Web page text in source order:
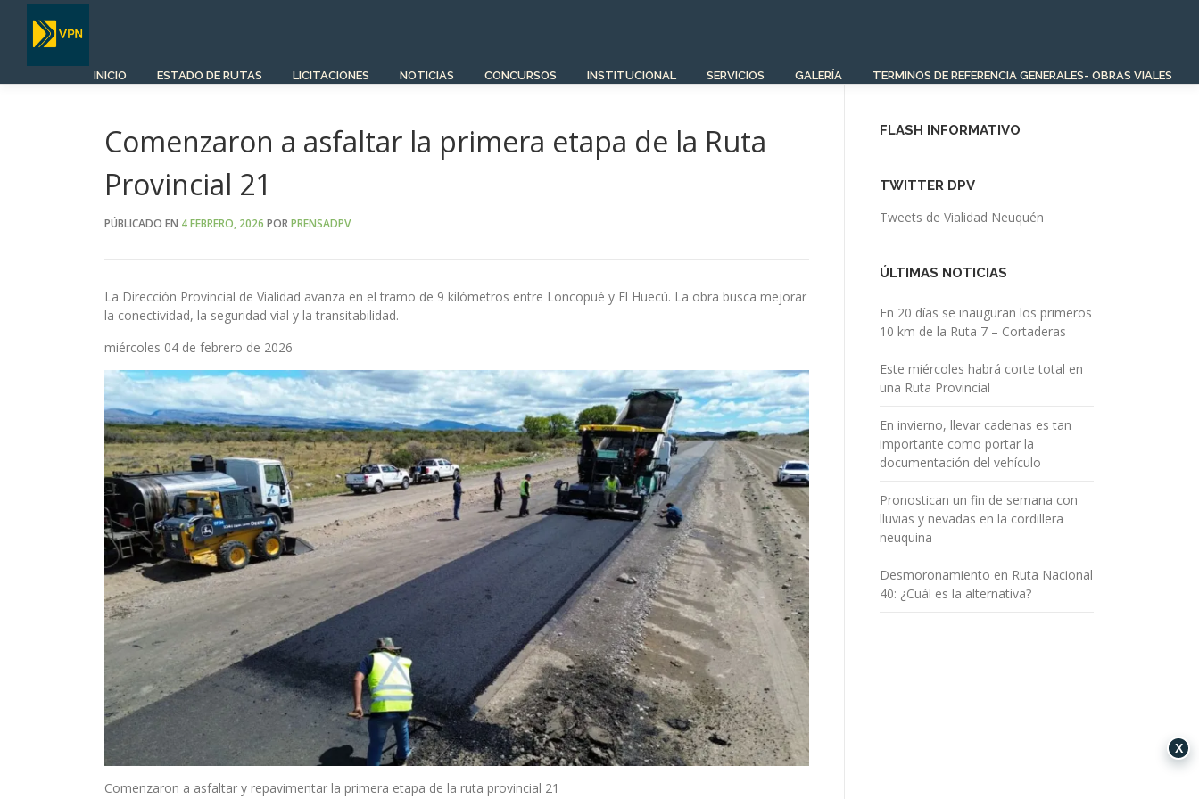
Saltar
contenido
INICIO ESTADO DE RUTAS LICITACIONES NOTICIAS CONCURSOS INSTITUCIONAL SERVICIOS GALERÍA TERMINOS DE REFERENCIA GENERALES- OBRAS VIALES
Comenzaron a asfaltar la primera etapa de la Ruta
Provincial 21
PÚBLICADO EN 4 FEBRERO, 2026 PORPRENSADPV
La Dirección Provincial de Vialidad avanza en el tramo de 9 kilómetros entre Loncopué y El Huecú. La obra busca mejorar
la conectividad, la seguridad vial y la transitabilidad.
miércoles 04 de febrero de 2026
Comenzaron a asfaltar y repavimentar la primera etapa de la ruta provincial 21
FLASH INFORMATIVO
TWITTER DPV
Tweets de Vialidad Neuquén
ÚLTIMAS NOTICIAS
En 20 días se inauguran los primeros
10 km de la Ruta 7 – Cortaderas
Este miércoles habrá corte total en
una Ruta Provincial
En invierno, llevar cadenas es tan
importante como portar la
documentación del vehículo
Pronostican un fin de semana con
lluvias y nevadas en la cordillera
neuquina
Desmoronamiento en Ruta Nacional
40: ¿Cuál es la alternativa?
X